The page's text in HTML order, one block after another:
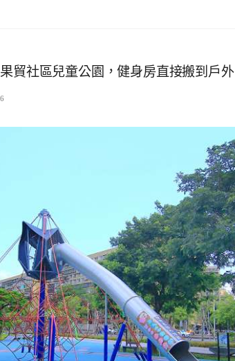
貿社區兒童公園，健身房直接搬到戶外